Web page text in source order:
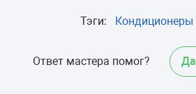
Тэги: Кондиционеры
Ответ мастера помог? Да